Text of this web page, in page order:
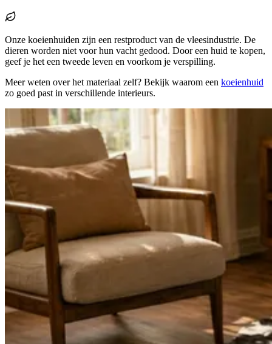
Onze koeienhuiden zijn een restproduct van de vleesindustrie. De
dieren worden niet voor hun vacht gedood. Door een huid te kopen,
geef je het een tweede leven en voorkom je verspilling.
Meer weten over het materiaal zelf? Bekijk waarom een koeienhuid
zo goed past in verschillende interieurs.